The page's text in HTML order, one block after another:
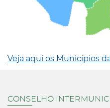
Veja aqui os Municípios
CONSELHO